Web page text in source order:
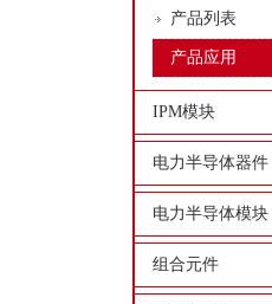
产品列表
产品应用
IPM模块
电力半导体器件
电力半导体模块
组合元件